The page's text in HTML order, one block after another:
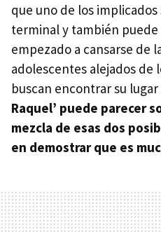
que uno de los
terminal y también puede
empezado a cansarse de
adolescentes alejados de
buscan encontrar su lugar
Raquel’ puede parecer
mezcla de esas dos
en demostrar que es